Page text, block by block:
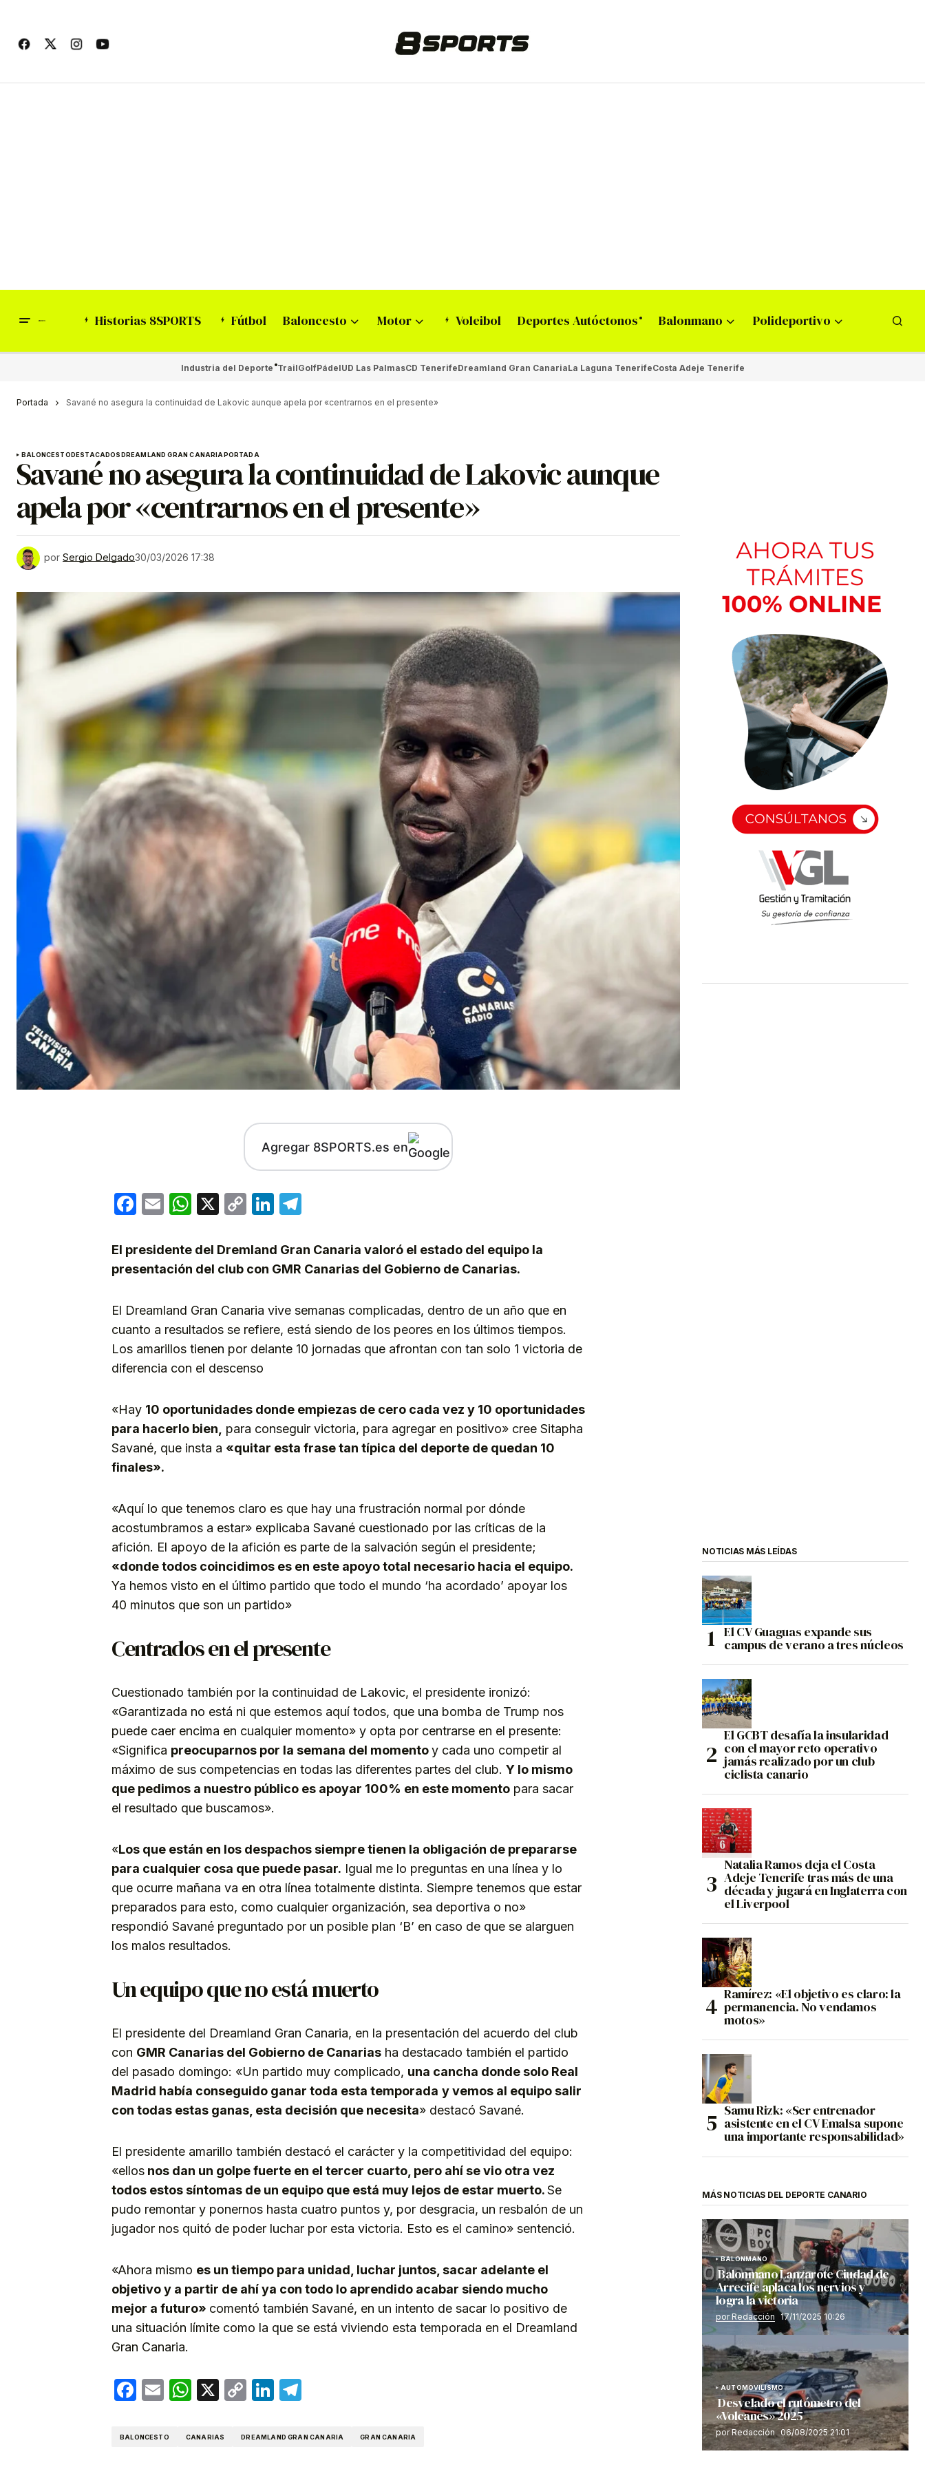
Historias 8SPORTS Fútbol Baloncesto Motor Voleibol Deportes Autóctonos Balonmano Polideportivo
Industria del Deporte TrailGolfPádelUD Las PalmasCD TenerifeDreamland Gran CanariaLa Laguna TenerifeCosta Adeje Tenerife
Portada Savané no asegura la continuidad de Lakovic aunque apela por «centrarnos en el presente»
BALONCESTODESTACADOSDREAMLAND GRAN CANARIAPORTADA
Savané no asegura la continuidad de Lakovic aunque
apela por «centrarnos en el presente»
por Sergio Delgado30/03/2026 17:38
Agregar 8SPORTS.es en
Facebook
EmailWhatsApp
X
CopyLinkedIn
El presidente del Dremland Gran Canaria valoró el estado del equipo la
presentación del club con GMR Canarias del Gobierno de Canarias.
El Dreamland Gran Canaria vive semanas complicadas, dentro de un año que en
cuanto a resultados se refiere, está siendo de los peores en los últimos tiempos.
Los amarillos tienen por delante 10 jornadas que afrontan con tan solo 1 victoria de
diferencia con el descenso
«Hay 10 oportunidades donde empiezas de cero cada vez y 10 oportunidades
para hacerlo bien, para conseguir victoria, para agregar en positivo» cree Sitapha
Savané, que insta a «quitar esta frase tan típica del deporte de quedan 10
finales».
«Aquí lo que tenemos claro es que hay una frustración normal por dónde
acostumbramos a estar» explicaba Savané cuestionado por las críticas de la
afición. El apoyo de la afición es parte de la salvación según el presidente;
«donde todos coincidimos es en este apoyo total necesario hacia el equipo.
Ya hemos visto en el último partido que todo el mundo ‘ha acordado’ apoyar los
40 minutos que son un partido»
Centrados en el presente
Cuestionado también por la continuidad de Lakovic, el presidente ironizó:
«Garantizada no está ni que estemos aquí todos, que una bomba de Trump nos
puede caer encima en cualquier momento» y opta por centrarse en el presente:
«Significa preocuparnos por la semana del momentoy cada uno competir al
máximo de sus competencias en todas las diferentes partes del club. Y lo mismo
que pedimos a nuestro público es apoyar 100% en este momento para sacar
el resultado que buscamos».
«Los que están en los despachos siempre tienen la obligación de prepararse
para cualquier cosa que puede pasar. Igual me lo preguntas en una línea y lo
que ocurre mañana va en otra línea totalmente distinta. Siempre tenemos que estar
preparados para esto, como cualquier organización, sea deportiva o no»
respondió Savané preguntado por un posible plan ‘B’ en caso de que se alarguen
los malos resultados.
Un equipo que no está muerto
El presidente del Dreamland Gran Canaria, en la presentación del acuerdo del club
con GMR Canarias del Gobierno de Canarias ha destacado también el partido
del pasado domingo: «Un partido muy complicado, una cancha donde solo Real
Madrid había conseguido ganar toda esta temporada y vemos al equipo salir
con todas estas ganas, esta decisión que necesita» destacó Savané.
El presidente amarillo también destacó el carácter y la competitividad del equipo:
«ellos nos dan un golpe fuerte en el tercer cuarto, pero ahí se vio otra vez
todos estos síntomas de un equipo que está muy lejos de estar muerto.Se
pudo remontar y ponernos hasta cuatro puntos y, por desgracia, un resbalón de un
jugador nos quitó de poder luchar por esta victoria. Esto es el camino» sentenció.
«Ahora mismo es un tiempo para unidad, luchar juntos, sacar adelante el
objetivo y a partir de ahí ya con todo lo aprendido acabar siendo mucho
mejor a futuro» comentó también Savané, en un intento de sacar lo positivo de
una situación límite como la que se está viviendo esta temporada en el Dreamland
Gran Canaria.
Facebook
EmailWhatsApp
X
CopyLinkedIn
BALONCESTO CANARIAS DREAMLAND GRAN CANARIA GRAN CANARIA
NOTICIAS MÁS LEÍDAS
El CV Guaguas expande sus
campus de verano a tres núcleos
El GCBT desafía la insularidad
con el mayor reto operativo
jamás realizado por un club
ciclista canario
Natalia Ramos deja el Costa
Adeje Tenerife tras más de una
década y jugará en Inglaterra con
el Liverpool
Ramírez: «El objetivo es claro: la
permanencia. No vendamos
motos»
Samu Rizk: «Ser entrenador
asistente en el CV Emalsa supone
una importante responsabilidad»
MÁS NOTICIAS DEL DEPORTE CANARIO
BALONMANO
Balonmano Lanzarote Ciudad de
Arrecife aplaca los nervios y
logra la victoria
por Redacción 17/11/2025 10:26
AUTOMOVILISMO
Desvelado el rutómetro del
«Volcanes» 2025
por Redacción 06/08/2025 21:01